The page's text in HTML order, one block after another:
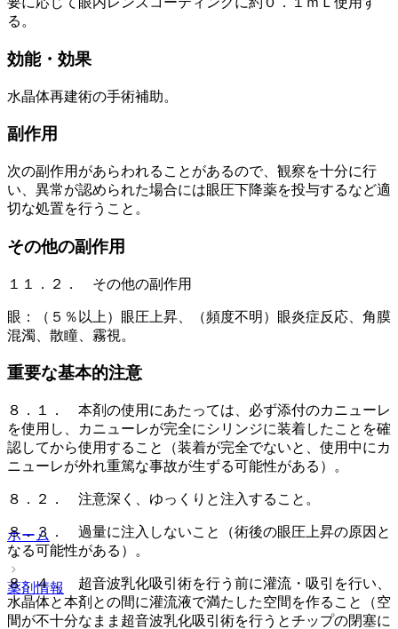
る。
効能・効果
水晶体再建術の手術補助。
副作用
次の副作用があらわれることがあるので、観察を十分に行
い、異常が認められた場合には眼圧下降薬を投与するなど適
切な処置を行うこと。
その他の副作用
１１．２． その他の副作用
眼：（５％以上）眼圧上昇、（頻度不明）眼炎症反応、角膜
混濁、散瞳、霧視。
重要な基本的注意
８．１． 本剤の使用にあたっては、必ず添付のカニューレ
を使用し、カニューレが完全にシリンジに装着したことを確
認してから使用すること（装着が完全でないと、使用中にカ
ニューレが外れ重篤な事故が生ずる可能性がある）。
８．２． 注意深く、ゆっくりと注入すること。
８．３． 過量に注入しないこと（術後の眼圧上昇の原因と
なる可能性がある）。
８．４． 超音波乳化吸引術を行う前に灌流・吸引を行い、
水晶体と本剤との間に灌流液で満たした空間を作ること（空
間が不十分なまま超音波乳化吸引術を行うとチップの閉塞に
ホーム
薬剤情報